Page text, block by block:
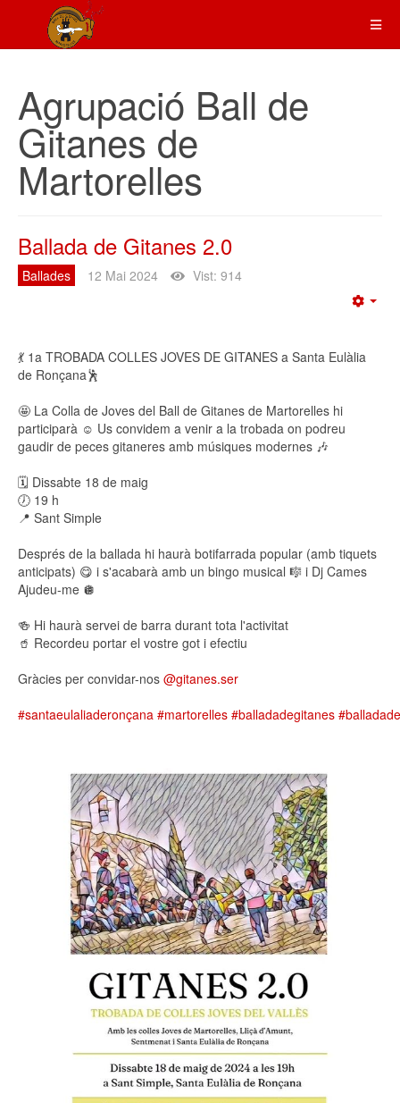
Agrupació Ball de
Gitanes de
Martorelles
Ballada de Gitanes 2.0
Ballades 12 Mai 2024 Vist: 914
💃 1a TROBADA COLLES JOVES DE GITANES a Santa Eulàlia
de Ronçana🕺
🤩 La Colla de Joves del Ball de Gitanes de Martorelles hi
participarà ☺️ Us convidem a venir a la trobada on podreu
gaudir de peces gitaneres amb músiques modernes 🎶
🗓️ Dissabte 18 de maig
🕖 19 h
📍 Sant Simple
Després de la ballada hi haurà botifarrada popular (amb tiquets
anticipats) 😋 i s'acabarà amb un bingo musical 🎼 i Dj Cames
Ajudeu-me 🪩
🍻 Hi haurà servei de barra durant tota l'activitat
🥤 Recordeu portar el vostre got i efectiu
Gràcies per convidar-nos @gitanes.ser
#santaeulaliaderonçana #martorelles #balladadegitanes